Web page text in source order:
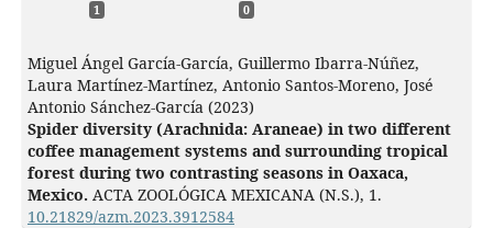
1 0
Miguel Ángel García-García, Guillermo Ibarra-Núñez,
Laura Martínez-Martínez, Antonio Santos-Moreno, José
Antonio Sánchez-García (2023)
Spider diversity (Arachnida: Araneae) in two different
coffee management systems and surrounding tropical
forest during two contrasting seasons in Oaxaca,
Mexico. ACTA ZOOLÓGICA MEXICANA (N.S.), 1.
10.21829/azm.2023.3912584